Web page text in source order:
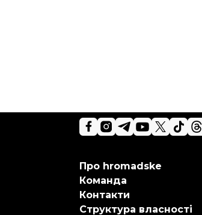
Про hromadske
Команда
Контакти
Структура власності